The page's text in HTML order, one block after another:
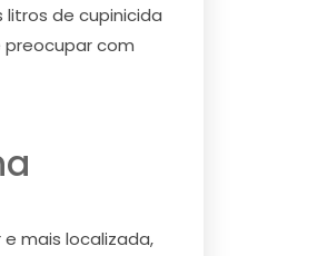
de cupinicida
preocupar com
mais localizada,